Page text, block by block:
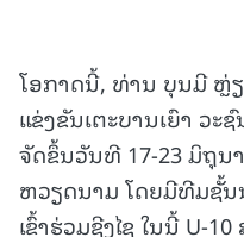
ໂອກາດນີ້, ທ່ານ ບຸນມີ ຫຼ່ຽ
ແຂ່ງຂັນເຕະບານເຍົາ ວ
ຈັດຂຶ້ນວັນທີ 17-23 ມິຖຸ
ຫວຽດນາມ ໂດຍມີທີມຊັ້ນ
ເຂົ້າຮ່ວມຊີງໄຊ ໃນນີ້ U-